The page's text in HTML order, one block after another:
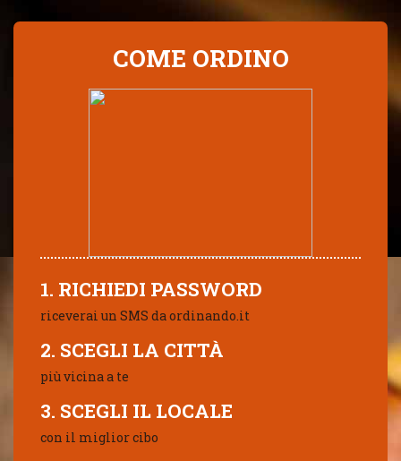
COME ORDINO
1. RICHIEDI PASSWORD
riceverai un SMS da ordinando.it
2. SCEGLI LA CITTÀ
più vicina a te
3. SCEGLI IL LOCALE
con il miglior cibo